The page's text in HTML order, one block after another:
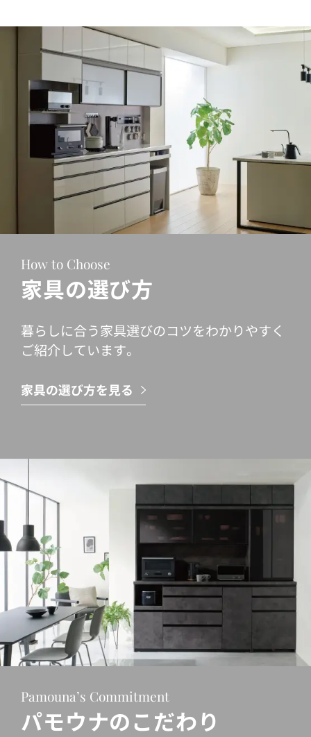
How to Choose
家具の選び方
暮らしに合う家具選びのコツをわかりやすく
ご紹介しています。
家具の選び方を見る
Pamouna’s Commitment
パモウナのこだわり